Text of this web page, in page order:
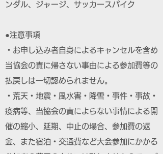
ンダル、ジャージ、サッカースパイク
●注意事項
・お申し込み者自身によるキャンセルを含め
当協会の責に帰さない事由による参加費等の
払戻しは一切認められません。
・荒天・地震・風水害・降雪・事件・事故・
疫病等、当協会の責によらない事情による開
催の縮小、延期、中止の場合、参加費の返
金、また宿泊・交通費など大会参加にかかる